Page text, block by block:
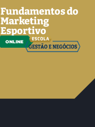
Fundamentos do
Marketing
Esportivo
ONLINE